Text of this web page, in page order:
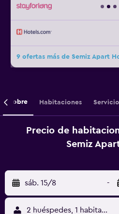
9 ofertas más de Semiz Apart
Sobre Habitaciones
Precio de
Semiz
sáb. 15/8 -
2 huéspedes, 1 habitación